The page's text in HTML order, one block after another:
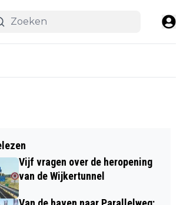
Vijf vragen over de heropening
van de Wijkertunnel